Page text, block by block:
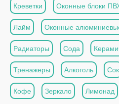
Креветки Оконные блоки
Лайм Оконные
Радиаторы Сода
Тренажеры Алкоголь Сок
Кофе Зеркало Лимонад